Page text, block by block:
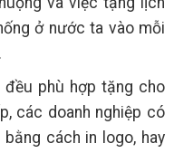
ở nước ta vào mỗi
phù hợp tặng cho
các doanh nghiệp có
cách in logo, hay